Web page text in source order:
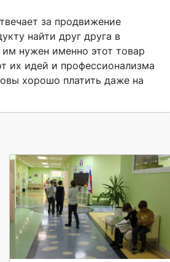
найти друг друга в
им нужен именно этот товар
их идей и профессионализма
хорошо платить даже на